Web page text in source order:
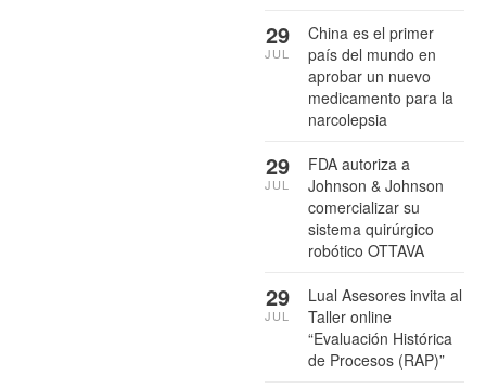
China es el primer
país del mundo en
aprobar un nuevo
medicamento para la
narcolepsia
29
JUL
FDA autoriza a
Johnson & Johnson
comercializar su
sistema quirúrgico
robótico OTTAVA
29
JUL
Lual Asesores invita al
Taller online
“Evaluación Histórica
de Procesos (RAP)”
29
JUL